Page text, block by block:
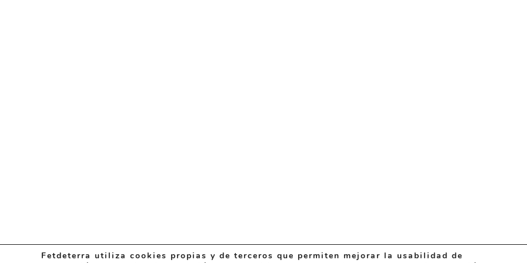
Fetdeterra utiliza cookies propias y de terceros que permiten mejorar la usabilidad de